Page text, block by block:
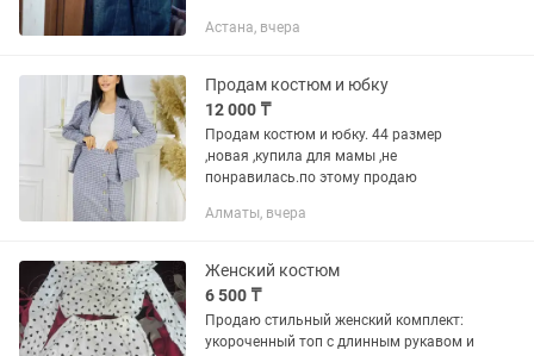
Астана, вчера
Продам костюм и юбку
12 000 ₸
Продам костюм и юбку. 44 размер
,новая ,купила для мамы ,не
понравилась.по этому продаю
Алматы, вчера
Женский костюм
6 500 ₸
Продаю стильный женский комплект:
укороченный топ с длинным рукавом и